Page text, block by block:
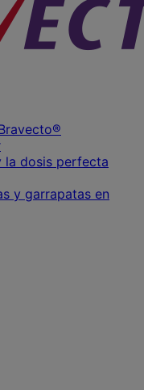
la dosis perfecta
y garrapatas en